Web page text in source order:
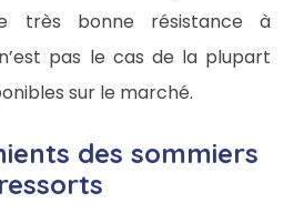
très bonne résistance à
pas le cas de la plupart
sur le marché.
des sommiers